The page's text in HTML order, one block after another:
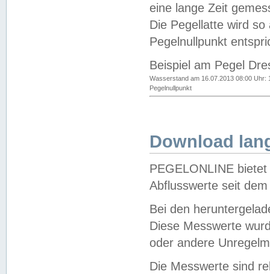
eine lange Zeit
Die Pegellatte wird
Pegelnullpunkt
Beispiel am Pegel
Wasserstand am 16.07.2013 08:00 Uhr:
Pegelnullpunkt
Download
PEGELONLINE
Abflusswerte seit
Bei den
Diese Messwerte
oder andere
Die Messwerte sind